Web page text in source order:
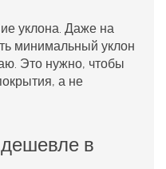
уклона. Даже на
минимальный уклон
Это нужно, чтобы
а не
в